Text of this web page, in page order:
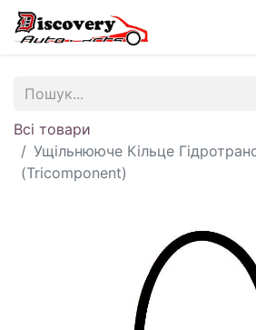
Всі товари
Ущільнююче Кільце
(Tricomponent)